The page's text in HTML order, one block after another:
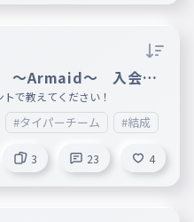
～Armaid～ 入会希
で教えてください！
#タイパーチーム #結成
3 23 4